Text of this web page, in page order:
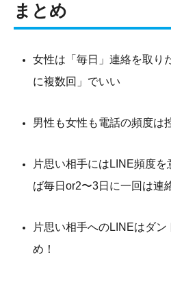
まとめ
女性は「毎日」連絡を取り
に複数回」でいい
男性も女性も電話の頻度は
片思い相手にはLINE頻度
ば毎日or2〜3日に一回は連
片思い相手へのLINEはダ
め！